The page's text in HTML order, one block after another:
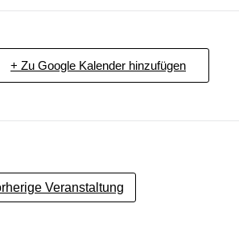
+ Zu Google Kalender hinzufügen
Veranstaltung